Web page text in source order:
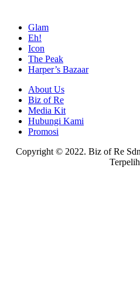
Glam
Eh!
Icon
The Peak
Harper’s Bazaar
About Us
Biz of Re
Media Kit
Hubungi Kami
Promosi
Copyright © 2022. Biz of Re